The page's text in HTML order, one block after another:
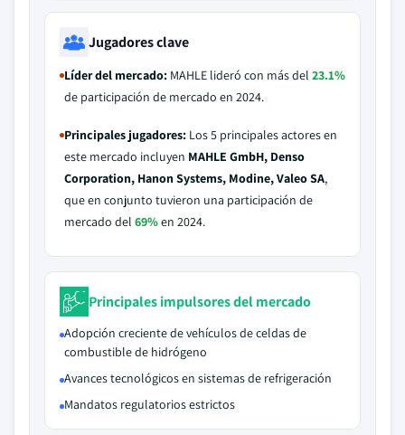
Jugadores clave
Líder del mercado: MAHLE lideró con más del 23.1%
de participación de mercado en 2024.
Principales jugadores: Los 5 principales actores en
este mercado incluyen MAHLE GmbH, Denso
Corporation, Hanon Systems, Modine, Valeo SA,
que en conjunto tuvieron una participación de
mercado del 69%en 2024.
Principales impulsores del mercado
Adopción creciente de vehículos de celdas de
combustible de hidrógeno
Avances tecnológicos en sistemas de refrigeración
Mandatos regulatorios estrictos